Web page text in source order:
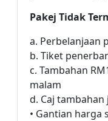
Pakej Tidak
a. Perbelanjaan
b. Tiket
c. Tambahan
malam
d. Caj
• Gantian